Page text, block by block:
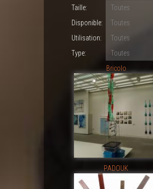
Taille:
Disponible:
Utilisation:
Type:
Bricolo
PADOUK